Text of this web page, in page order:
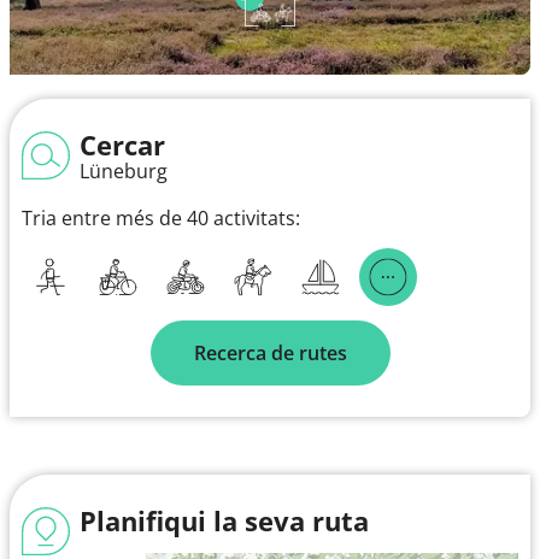
Cercar
Lüneburg
Tria entre més de 40 activitats:
Recerca de rutes
Planifiqui la seva ruta